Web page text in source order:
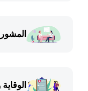
المشورة
الوقاية